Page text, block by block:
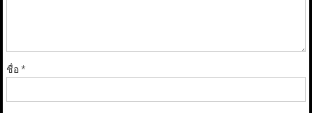
ชื่อ*